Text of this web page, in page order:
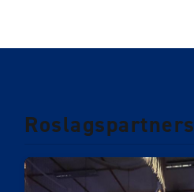
Roslagspartners